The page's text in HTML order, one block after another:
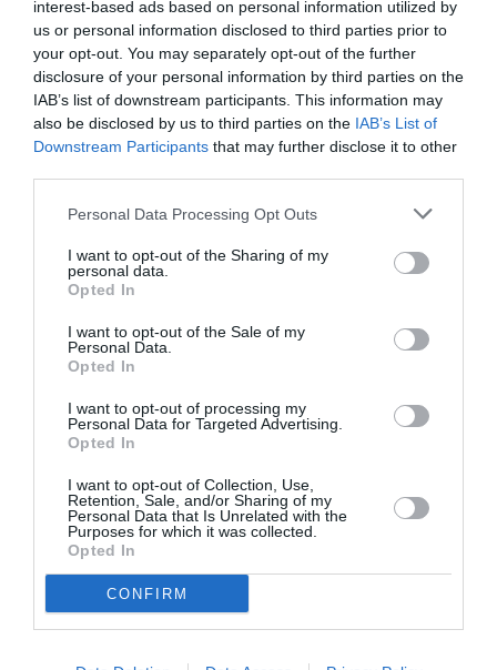
interest-based ads based on personal information utilized by
us or personal information disclosed to third parties prior to
your opt-out. You may separately opt-out of the further
disclosure of your personal information by third parties on the
IAB’s list of downstream participants. This information may
also be disclosed by us to third parties on the IAB’s List of
Downstream Participants that may further disclose it to other
Personal Data Processing Opt Outs
I want to opt-out of the Sharing of my
personal data.
Opted In
I want to opt-out of the Sale of my
Personal Data.
Opted In
I want to opt-out of processing my
Personal Data for Targeted Advertising.
Opted In
I want to opt-out of Collection, Use,
Retention, Sale, and/or Sharing of my
Personal Data that Is Unrelated with the
Purposes for which it was collected.
Opted In
CONFIRM
"Il Comune – spiega la circolare – avvia il
procedimento di revoca dell’autorizzazione o di
inibizione dell’attività, concedendo un termine
per la presentazione delle controdeduzioni. Da
quel momento il Comune potrà determinare un
procedimento in considerazione delle ragioni
addotte dal titolare. Potrà essere previsto, ad
esempio, un termine fino a 180 giorni nel caso in
cui il mancato adeguamento sia dovuto
all’assenza di un piano di localizzazione
comunale".